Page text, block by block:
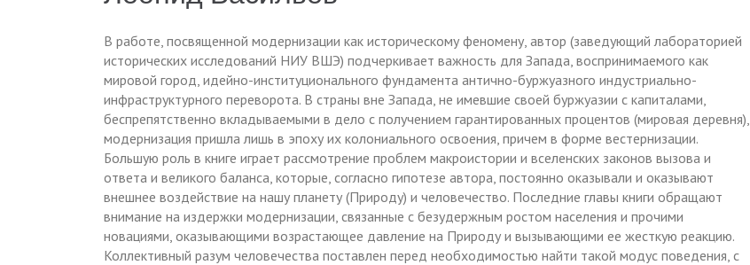
В работе, посвященной модернизации как историческому феномену, автор (заведующий лабораторией
исторических исследований НИУ ВШЭ) подчеркивает важность для Запада, воспринимаемого как
мировой город, идейно-институционального фундамента антично-буржуазного индустриально-
инфраструктурного переворота. В страны вне Запада, не имевшие своей буржуазии с капиталами,
беспрепятственно вкладываемыми в дело с получением гарантированных процентов (мировая деревня),
модернизация пришла лишь в эпоху их колониального освоения, причем в форме вестернизации.
Большую роль в книге играет рассмотрение проблем макроистории и вселенских законов вызова и
ответа и великого баланса, которые, согласно гипотезе автора, постоянно оказывали и оказывают
внешнее воздействие на нашу планету (Природу) и человечество. Последние главы книги обращают
внимание на издержки модернизации, связанные с безудержным ростом населения и прочими
новациями, оказывающими возрастающее давление на Природу и вызывающими ее жесткую реакцию.
Коллективный разум человечества поставлен перед необходимостью найти такой модус поведения, с